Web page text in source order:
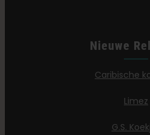
Nieuwe
Caribische
Limez
G.S.